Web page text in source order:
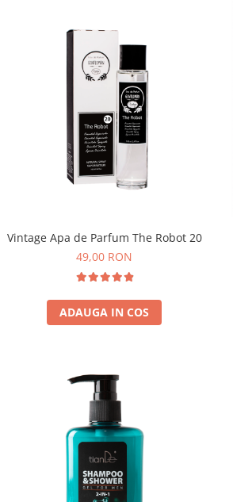
Vintage Apa de Parfum The Robot 20
49,00 RON
ADAUGA IN COS